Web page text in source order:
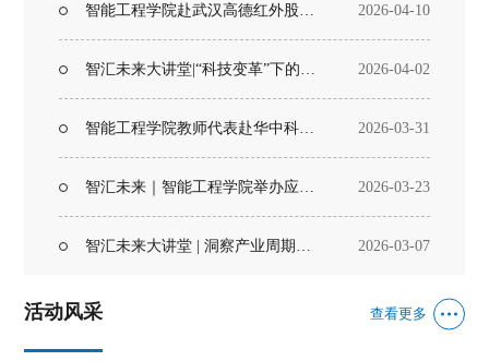
智能工程学院赴武汉高德红外股份有限公司开展访企拓岗与校友交流活动 2026-04-10
智汇未来大讲堂|“科技变革”下的成长突围 2026-04-02
智能工程学院教师代表赴华中科技大学参加第四届 F5.5G C-WAN & 星闪学术研讨会 2026-03-31
智汇未来｜智能工程学院举办应届毕业生求职经验分享沙龙 2026-03-23
智汇未来大讲堂 | 洞察产业周期，擘画职业未来 2026-03-07
活动风采 查看更多